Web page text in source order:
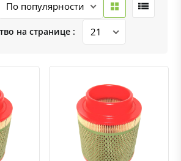
на странице :
к сравнению
Добавить в избранное Быстрый просмотрДобавить к сравнению
Добавить в избранное